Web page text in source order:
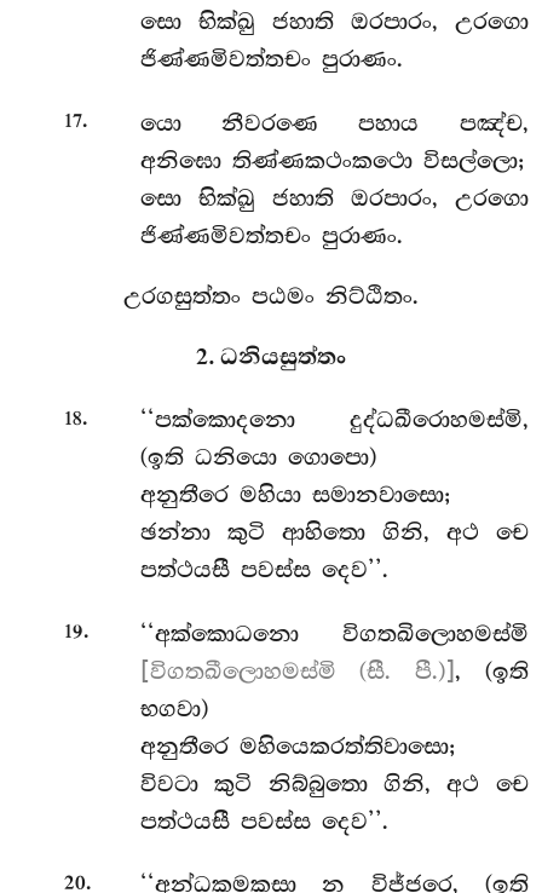
සො භික්ඛු ජහාති ඔරපාරං, උරගො
ජිණ්ණමිවත්තචං පුරාණං.
17. යොනීවරණෙ පහාය පඤ්ච,
අනිඝො තිණ්ණකථංකථො විසල්ලො;
සො භික්ඛු ජහාති ඔරපාරං, උරගො
ජිණ්ණමිවත්තචං පුරාණං.
උරගසුත්තං පඨමං නිට්ඨිතං.
2. ධනියසුත්තං
18. ‘‘පක්කොදනො දුද්ධඛීරොහමස්මි,
(ඉති ධනියො ගොපො)
අනුතීරෙ මහියා සමානවාසො;
ඡන්නා කුටි ආහිතො ගිනි, අථ චෙ
පත්ථයසී පවස්ස දෙව’’.
19.
‘‘අක්කොධනො විගතඛිලොහමස්මි
[විගතඛීලොහමස්මි (සී. පී.)], (ඉති
භගවා)
අනුතීරෙ මහියෙකරත්තිවාසො;
විවටා කුටි නිබ්බුතො ගිනි, අථ චෙ
පත්ථයසී පවස්ස දෙව’’.
20. ‘‘අන්ධකමකසාන විජ්ජරෙ, (ඉති